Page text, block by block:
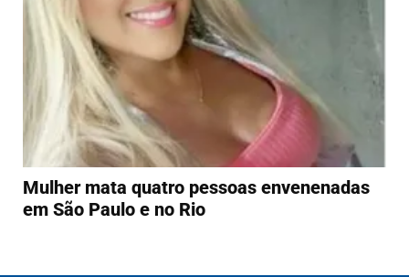
Mulher mata quatro pessoas envenenadas
em São Paulo e no Rio